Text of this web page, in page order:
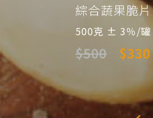
綜合蔬果脆片
500克 ± 3％/罐
$500 $330